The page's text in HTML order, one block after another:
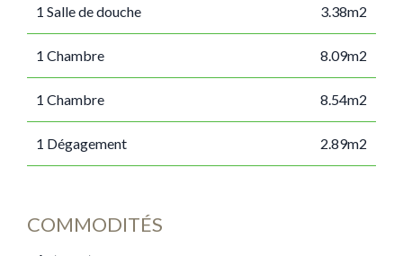
1 Salle de douche 3.38m2
1 Chambre 8.09m2
1 Chambre 8.54m2
1 Dégagement 2.89m2
COMMODITÉS